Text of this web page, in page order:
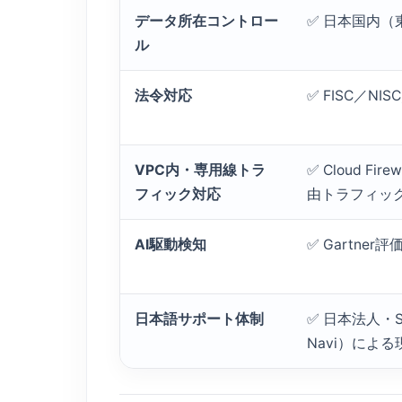
データ所在コントロー
ル
✅ 日本国内（
法令対応 ✅ FISC／
VPC内・専用線トラ
フィック対応
✅ Cloud
由トラフィッ
AI駆動検知 ✅ Gartner評
日本語サポート体制
✅ 日本法人・
Navi）による